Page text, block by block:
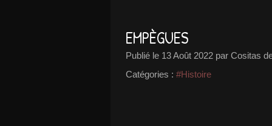
EMPÈGUES
Publié le 13 Août 2022 par Cositas
Catégories : #Histoire